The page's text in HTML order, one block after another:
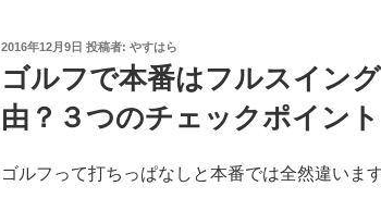
投
2016年12月9日 投稿者: やすはら
ゴルフで本番はフルスイン
由？３つのチェックポイント
ゴルフって打ちっぱなしと本番では全然違います